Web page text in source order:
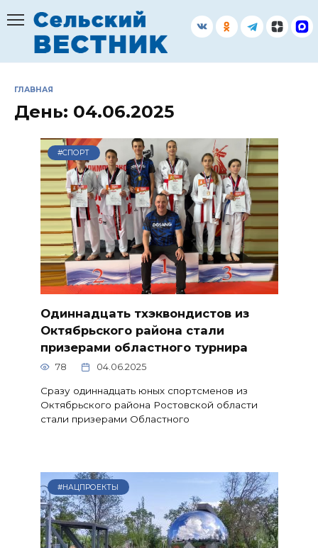
содержанию
ГЛАВНАЯ
День: 04.06.2025
#СПОРТ
Одиннадцать тхэквондистов из
Октябрьского района стали
призерами областного турнира
78 04.06.2025
Сразу одиннадцать юных спортсменов из
Октябрьского района Ростовской области
стали призерами Областного
#НАЦПРОЕКТЫ